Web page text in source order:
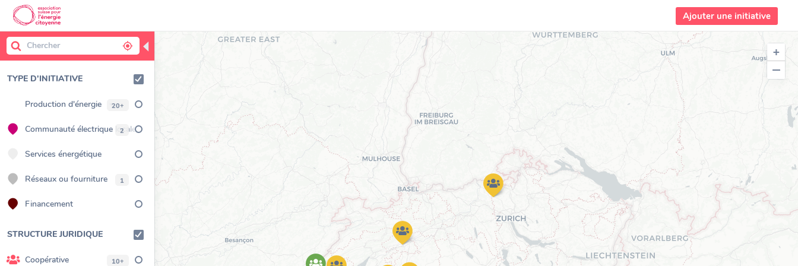
Ajouter une initiative
◀
TYPE D'INITIATIVE
Production d'énergie 20+
Communauté électrique locale
CEL
2
Services énergétique
Réseaux ou fourniture 1
Financement
STRUCTURE JURIDIQUE
Coopérative 10+
+
−